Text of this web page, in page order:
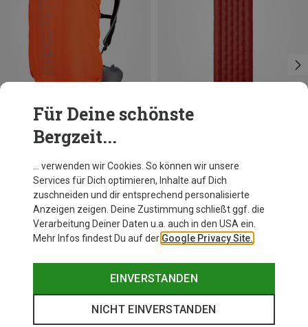
Du sparst bis 29%
Big Agnes
Rapide SL Isomatte
158,60 €
Für Deine schönste
Bergzeit...
… verwenden wir Cookies. So können wir unsere
Services für Dich optimieren, Inhalte auf Dich
zuschneiden und dir entsprechend personalisierte
Anzeigen zeigen. Deine Zustimmung schließt ggf. die
Verarbeitung Deiner Daten u.a. auch in den USA ein.
Mehr Infos findest Du auf der Google Privacy Site.
EINVERSTANDEN
NICHT EINVERSTANDEN